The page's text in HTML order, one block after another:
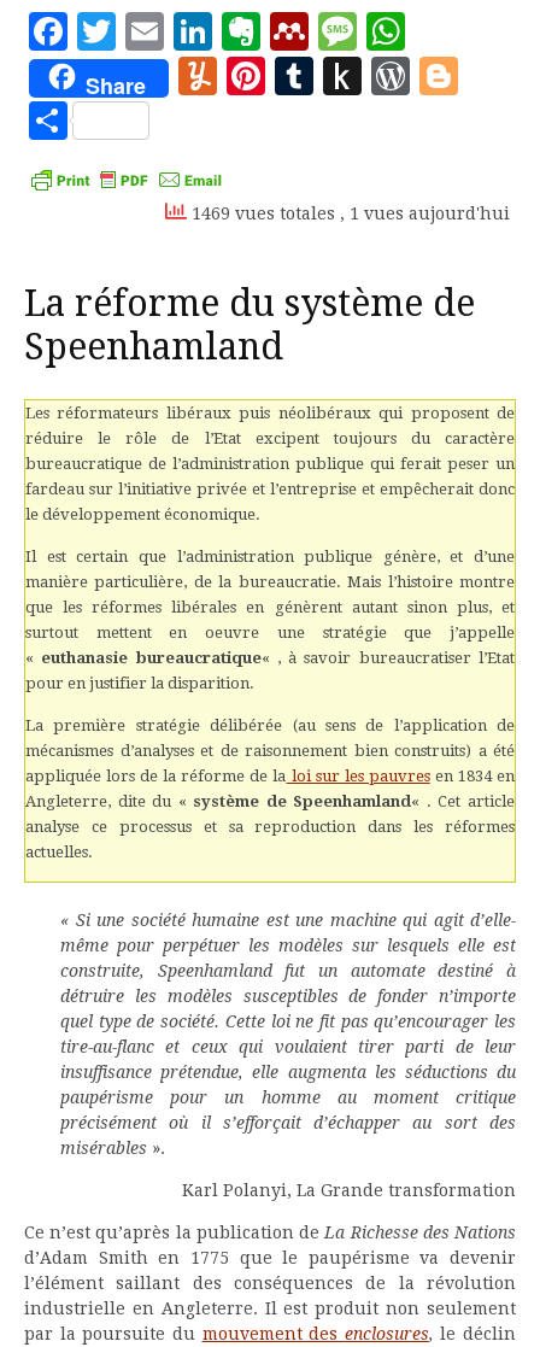
Facebook
Twitter
EmailLinkedIn
Evernote
Mendeley
Message
Share Yummly
Pinterest
Tumblr
Push
Partager
1469 vues totales , 1 vues aujourd'hui
La réforme du système de
Speenhamland
Les réformateurs libéraux puis néolibéraux qui proposent de
réduire le rôle de l’Etat excipent toujours du caractère
bureaucratique de l’administration publique qui ferait peser un
fardeau sur l’initiative privée et l’entreprise et empêcherait donc
le développement économique.
Il est certain que l’administration publique génère, et d’une
manière particulière, de la bureaucratie. Mais l’histoire montre
que les réformes libérales en génèrent autant sinon plus, et
surtout mettent en oeuvre une stratégie que j’appelle
« euthanasie bureaucratique« , à savoir bureaucratiser l’Etat
pour en justifier la disparition.
La première stratégie délibérée (au sens de l’application de
mécanismes d’analyses et de raisonnement bien construits) a été
appliquée lors de la réforme de la loi sur les pauvresen 1834 en
Angleterre, dite du « système de Speenhamland« . Cet article
analyse ce processus et sa reproduction dans les réformes
actuelles.
« Si une société humaine est une machine qui agit d’elle-
même pour perpétuer les modèles sur lesquels elle est
construite, Speenhamland fut un automate destiné à
détruire les modèles susceptibles de fonder n’importe
quel type de société. Cette loi ne fit pas qu’encourager les
tire-au-flanc et ceux qui voulaient tirer parti de leur
insuffisance prétendue, elle augmenta les séductions du
paupérisme pour un homme au moment critique
précisément où il s’efforçait d’échapper au sort des
misérables ».
Karl Polanyi, La Grande transformation
Ce n’est qu’après la publication de La Richesse des Nations
d’Adam Smith en 1775 que le paupérisme va devenir
l’élément saillant des conséquences de la révolution
industrielle en Angleterre. Il est produit non seulement
par la poursuite du mouvement des enclosures, le déclin